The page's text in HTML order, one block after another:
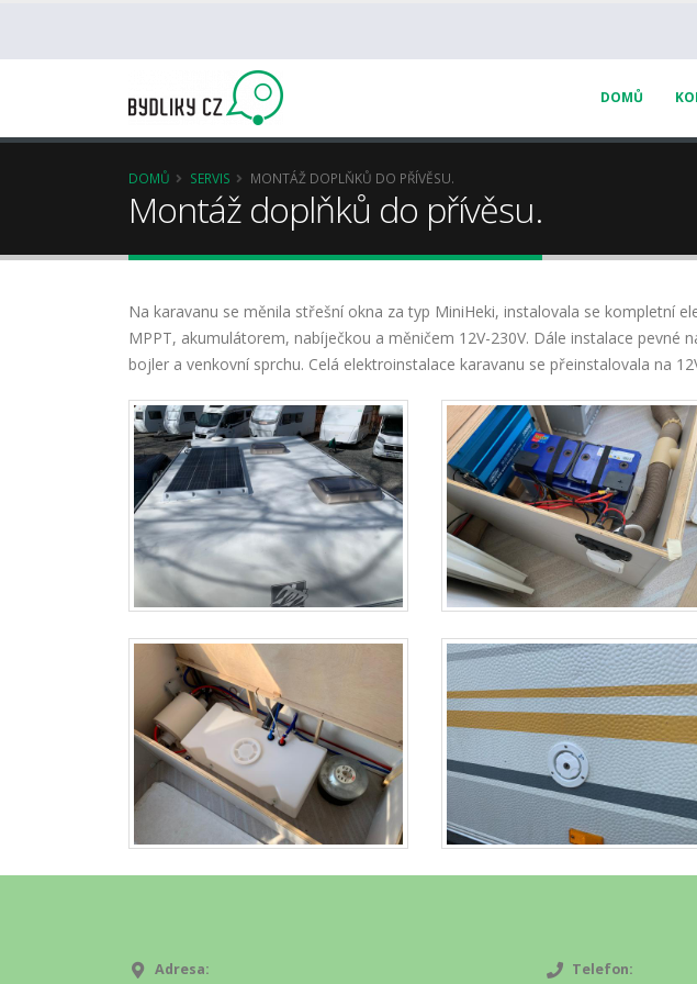
DOMŮ
DOMŮ SERVIS MONTÁŽ DOPLŇKŮ DO PŘÍVĚSU.
Montáž doplňků do přívěsu.
Na karavanu se měnila střešní okna za typ MiniHeki, instalovala se kompletní
MPPT, akumulátorem, nabíječkou a měničem 12V-230V. Dále instalace pevné
bojler a venkovní sprchu. Celá elektroinstalace karavanu se přeinstalovala na
Adresa: Telefon: